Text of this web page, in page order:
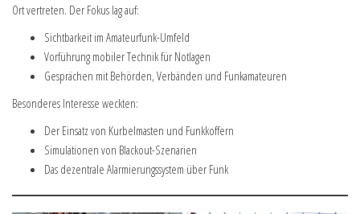
Ort vertreten. Der Fokus lag auf:
Sichtbarkeit im Amateurfunk-Umfeld
Vorführung mobiler Technik für Notlagen
Gesprächen mit Behörden, Verbänden und Funkamateuren
Besonderes Interesse weckten:
Der Einsatz von Kurbelmasten und Funkkoffern
Simulationen von Blackout-Szenarien
Das dezentrale Alarmierungssystem über Funk